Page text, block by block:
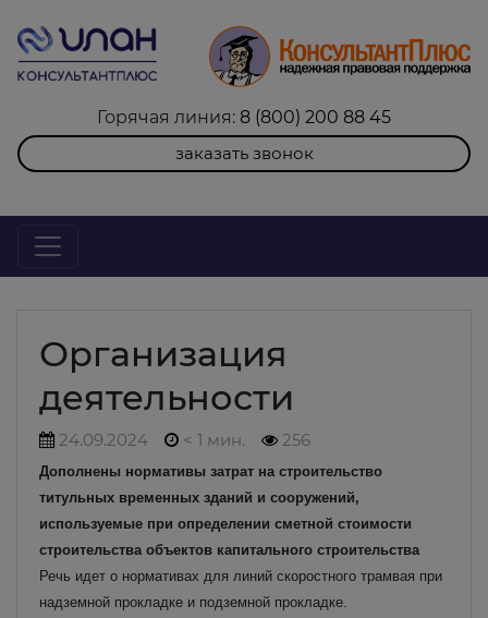
Горячая линия: 8 (800) 200 88 45
заказать звонок
Организация
деятельности
24.09.2024 < 1 мин. 256
Дополнены нормативы затрат на строительство
титульных временных зданий и сооружений,
используемые при определении сметной стоимости
строительства объектов капитального строительства
Речь идет о нормативах для линий скоростного трамвая при
надземной прокладке и подземной прокладке.